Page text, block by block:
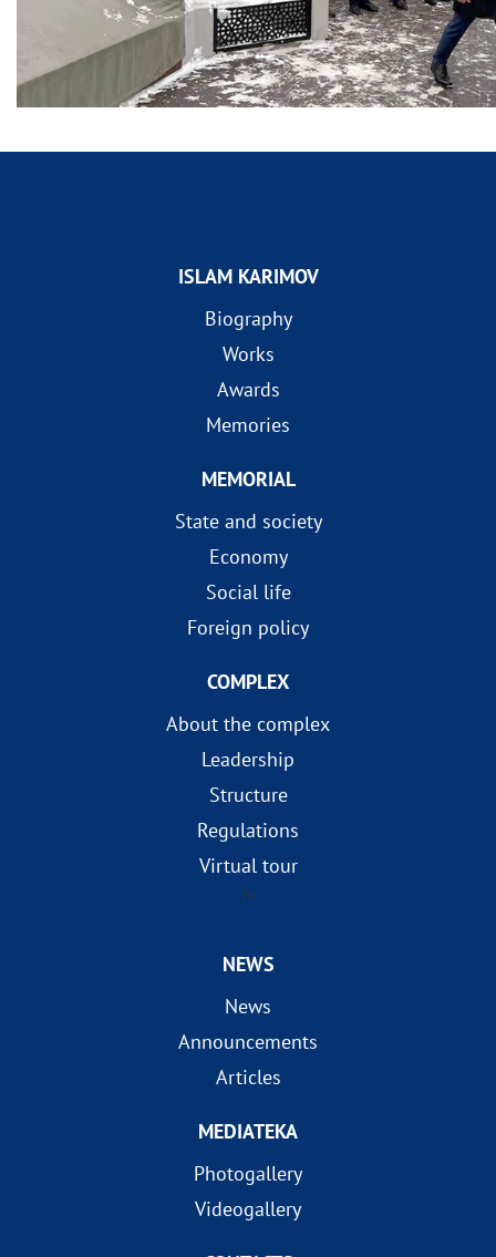
ISLAM KARIMOV
Biography
Works
Awards
Memories
MEMORIAL
State and society
Economy
Social life
Foreign policy
COMPLEX
About the complex
Leadership
Structure
Regulations
Virtual tour
?>
NEWS
News
Announcements
Articles
MEDIATEKA
Photogallery
Videogallery